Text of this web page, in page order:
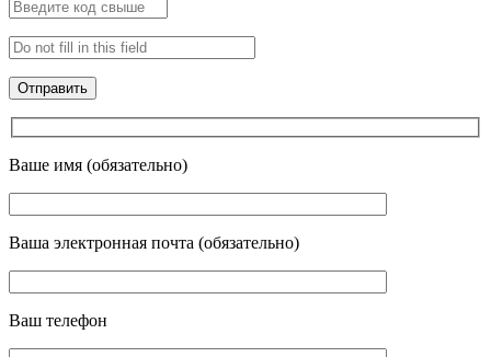
Ваше имя (обязательно)
Ваша электронная почта (обязательно)
Ваш телефон